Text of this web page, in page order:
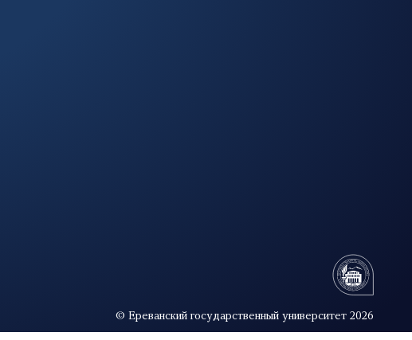
© Ереванский государственный университет 2026